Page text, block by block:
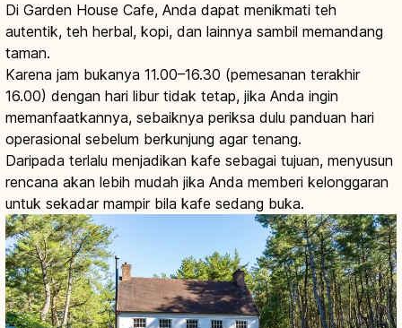
Di Garden House Cafe, Anda dapat menikmati teh
autentik, teh herbal, kopi, dan lainnya sambil memandang
taman.
Karena jam bukanya 11.00–16.30 (pemesanan terakhir
16.00) dengan hari libur tidak tetap, jika Anda ingin
memanfaatkannya, sebaiknya periksa dulu panduan hari
operasional sebelum berkunjung agar tenang.
Daripada terlalu menjadikan kafe sebagai tujuan, menyusun
rencana akan lebih mudah jika Anda memberi kelonggaran
untuk sekadar mampir bila kafe sedang buka.